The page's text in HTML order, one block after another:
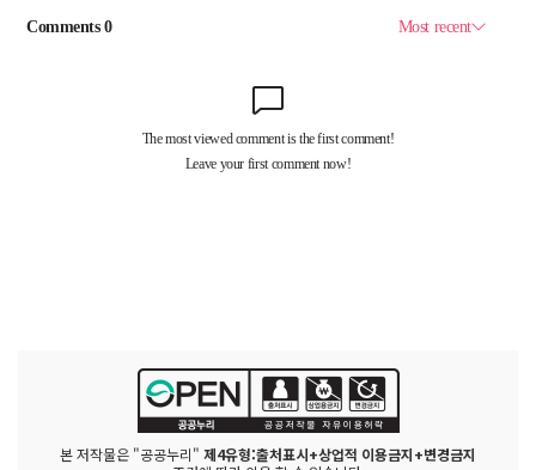
본 저작물은 "공공누리" 제4유형:출처표시+상업적 이용금지+변경금지